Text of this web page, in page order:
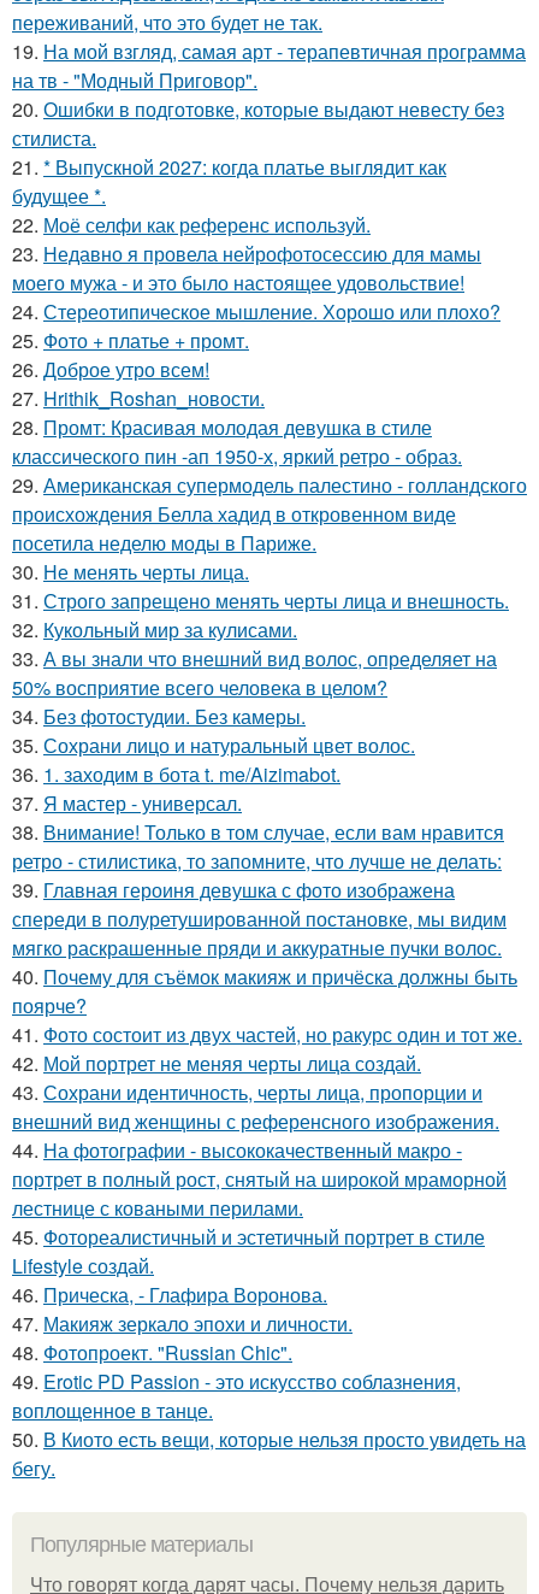
переживаний, что это будет не так.
19. На мой взгляд, самая арт - терапевтичная программа
на тв - "Модный Приговор".
20. Ошибки в подготовке, которые выдают невесту без
стилиста.
21. * Выпускной 2027: когда платье выглядит как
будущее *.
22. Моё селфи как референс используй.
23. Недавно я провела нейрофотосессию для мамы
моего мужа - и это было настоящее удовольствие!
24. Стереотипическое мышление. Хорошо или плохо?
25. Фото + платье + промт.
26. Доброе утро всем!
27. Hrithik_Roshan_новости.
28. Промт: Красивая молодая девушка в стиле
классического пин -ап 1950-х, яркий ретро - образ.
29. Американская супермодель палестино - голландского
происхождения Белла хадид в откровенном виде
посетила неделю моды в Париже.
30. Не менять черты лица.
31. Строго запрещено менять черты лица и внешность.
32. Кукольный мир за кулисами.
33. А вы знали что внешний вид волос, определяет на
50% восприятие всего человека в целом?
34. Без фотостудии. Без камеры.
35. Сохрани лицо и натуральный цвет волос.
36. 1. заходим в бота t. me/Aizimabot.
37. Я мастер - универсал.
38. Внимание! Только в том случае, если вам нравится
ретро - стилистика, то запомните, что лучше не делать:
39. Главная героиня девушка с фото изображена
спереди в полуретушированной постановке, мы видим
мягко раскрашенные пряди и аккуратные пучки волос.
40. Почему для съёмок макияж и причёска должны быть
поярче?
41. Фото состоит из двух частей, но ракурс один и тот же.
42. Мой портрет не меняя черты лица создай.
43. Сохрани идентичность, черты лица, пропорции и
внешний вид женщины с референсного изображения.
44. На фотографии - высококачественный макро -
портрет в полный рост, снятый на широкой мраморной
лестнице с коваными перилами.
45. Фотореалистичный и эстетичный портрет в стиле
Lifestyle создай.
46. Прическа, - Глафира Воронова.
47. Макияж зеркало эпохи и личности.
48. Фотопроект. "Russian Chic".
49. Erotic PD Passion - это искусство соблазнения,
воплощенное в танце.
50. В Киото есть вещи, которые нельзя просто увидеть на
бегу.
Популярные материалы
Что говорят когда дарят часы. Почему нельзя дарить